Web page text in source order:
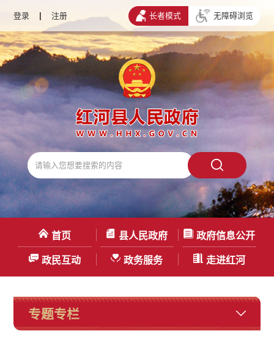
登录 | 注册 长者模式 无障碍浏览
首页 县人民政府 政府信息公开
政民互动 政务服务 走进红河
专题专栏